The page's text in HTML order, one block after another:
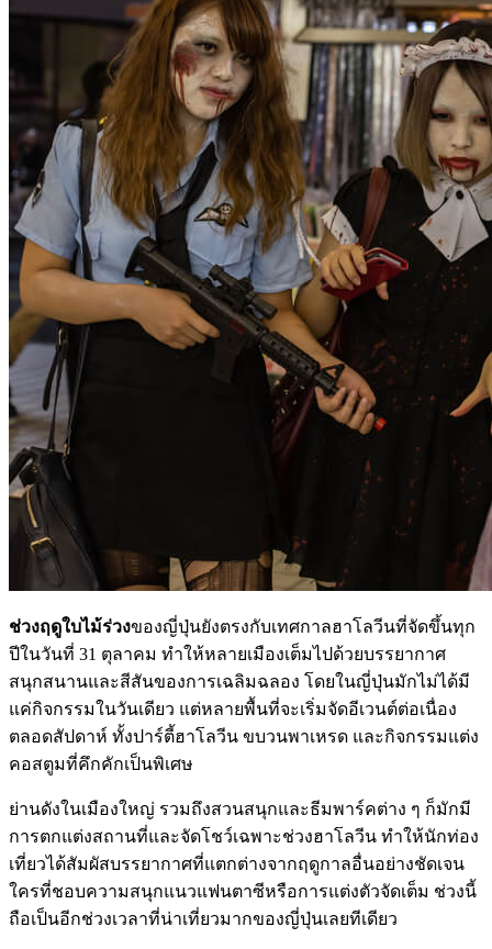
ช่วงฤดูใบไม้ร่วงของญี่ปุ่นยังตรงกับเทศกาลฮาโลวีนที่จัดขึ้นทุก
ปีในวันที่ 31 ตุลาคม ทำให้หลายเมืองเต็มไปด้วยบรรยากาศ
สนุกสนานและสีสันของการเฉลิมฉลอง โดยในญี่ปุ่นมักไม่ได้มี
แค่กิจกรรมในวันเดียว แต่หลายพื้นที่จะเริ่มจัดอีเวนต์ต่อเนื่อง
ตลอดสัปดาห์ ทั้งปาร์ตี้ฮาโลวีน ขบวนพาเหรด และกิจกรรมแต่ง
คอสตูมที่คึกคักเป็นพิเศษ
ย่านดังในเมืองใหญ่ รวมถึงสวนสนุกและธีมพาร์คต่าง ๆ ก็มักมี
การตกแต่งสถานที่และจัดโชว์เฉพาะช่วงฮาโลวีน ทำให้นักท่อง
เที่ยวได้สัมผัสบรรยากาศที่แตกต่างจากฤดูกาลอื่นอย่างชัดเจน
ใครที่ชอบความสนุกแนวแฟนตาซีหรือการแต่งตัวจัดเต็ม ช่วงนี้
ถือเป็นอีกช่วงเวลาที่น่าเที่ยวมากของญี่ปุ่นเลยทีเดียว